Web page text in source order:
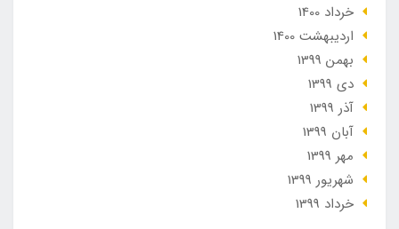
خرداد 1400
ارديبهشت 1400
بهمن 1399
دی 1399
آذر 1399
آبان 1399
مهر 1399
شهریور 1399
خرداد 1399